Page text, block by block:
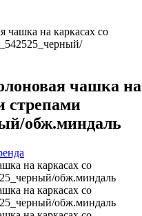
чашка на каркасах со
чашка на
стрепами
обж.миндаль